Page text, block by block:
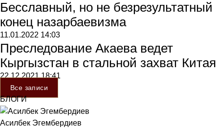
Бесславный, но не безрезультатный
конец назарбаевизма
11.01.2022 14:03
Преследование Акаева ведет
Кыргызстан в стальной захват Китая
22.12.202118:41
Все записи
БЛОГИ
Асилбек Эгембердиев